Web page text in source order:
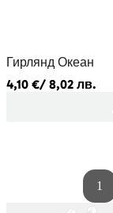
Гирлянд Океан
4,10 €/ 8,02 лв.
1